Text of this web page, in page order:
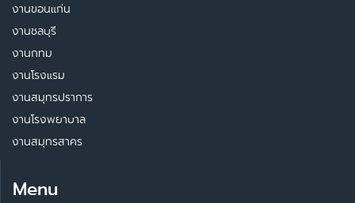
งานขอนแก่น
งานชลบุรี
งานกทม
งานโรงแรม
งานสมุทรปราการ
งานโรงพยาบาล
งานสมุทรสาคร
Menu